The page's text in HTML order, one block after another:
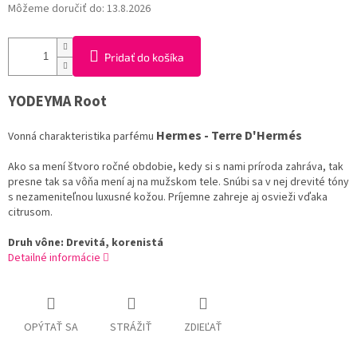
Môžeme doručiť do: 13.8.2026
Pridať do košíka
YODEYMARoot
Vonná charakteristika parfému Hermes - TerreD'Hermés
Ako sa meníštvoro ročné obdobie, kedy si s nami príroda zahráva, tak
presne tak sa vôňa mení aj na mužskom tele. Snúbi sa v nej drevité tóny
s nezameniteľnou luxusné kožou. Príjemne zahreje aj osvieži vďaka
citrusom.
Druh vône: Drevitá, korenistá
Detailné informácie
OPÝTAŤ SA STRÁŽIŤ ZDIEĽAŤ